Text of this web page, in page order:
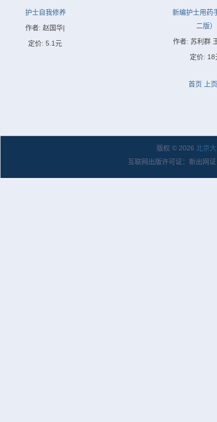
护士自我修养
作者: 赵国华|
定价: 5.1元
新编护士用药
二版）
作者: 苏利群
定价: 18
首页 上页
版权 © 2026 北京
互联网出版许可证：新出网